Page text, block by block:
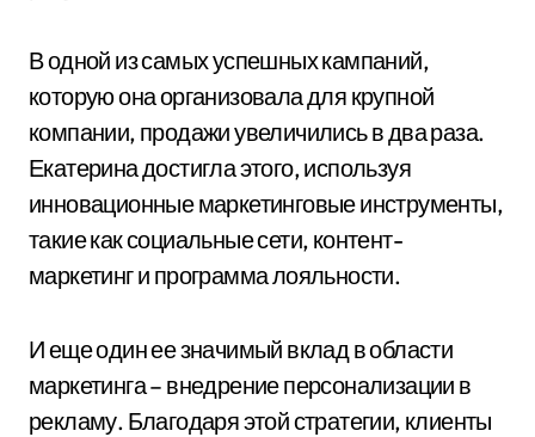
В одной из самых успешных кампаний,
которую она организовала для крупной
компании, продажи увеличились в два раза.
Екатерина достигла этого, используя
инновационные маркетинговые инструменты,
такие как социальные сети, контент-
маркетинг и программа лояльности.
И еще один ее значимый вклад в области
маркетинга – внедрение персонализации в
рекламу. Благодаря этой стратегии, клиенты